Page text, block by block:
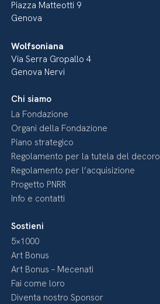
Piazza Matteotti 9
Genova
Wolfsoniana
Via Serra Gropallo 4
Genova Nervi
Chi siamo
La Fondazione
Organi della Fondazione
Piano strategico
Regolamento per la tutela del decoro
Regolamento per l’acquisizione
Progetto PNRR
Info e contatti
Sostieni
5×1000
Art Bonus
Art Bonus – Mecenati
Fai come loro
Diventa nostro Sponsor